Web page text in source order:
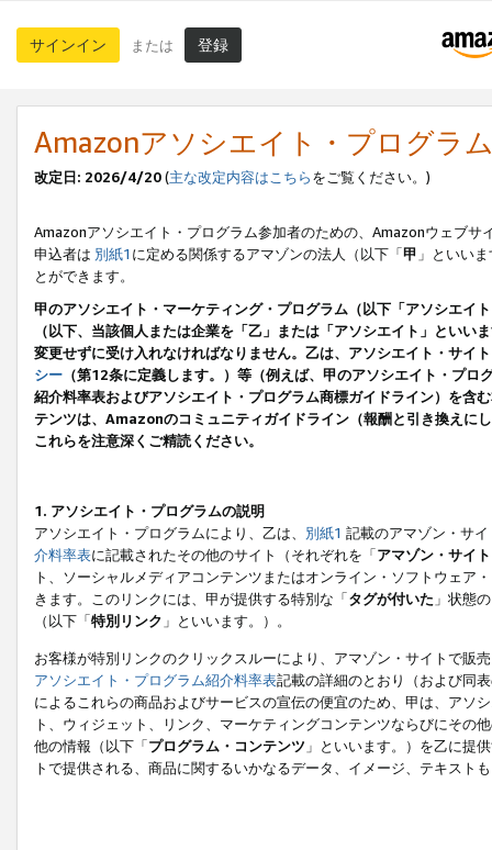
サインイン または 登録
Amazonアソシエイト・プログラ
改定日: 2026/4/20(主な改定内容はこちらをご覧ください。)
Amazonアソシエイト・プログラム参加者のための、Amazonウェブサ
申込者は 別紙1 に定める関係するアマゾンの法人（以下「甲 」といい
とができます。
甲のアソシエイト・マーケティング・プログラム（以下「アソシエイ
（以下、当該個人または企業を「乙」または「アソシエイト」とい
変更せずに受け入れなければなりません。乙は、アソシエイト・サイ
シー （第12条に定義します。）等（例えば、甲のアソシエイト・プ
紹介料率表およびアソシエイト・プログラム商標ガイドライン）を
テンツは、Amazonのコミュニティガイドライン（報酬と引き換えに
これらを注意深くご精読ください。
1. アソシエイト・プログラムの説明
アソシエイト・プログラムにより、乙は、 別紙1 記載のアマゾン・サ
介料率表に記載されたその他のサイト（それぞれを「アマゾン・サイト
ト、ソーシャルメディアコンテンツまたはオンライン・ソフトウェア
きます。このリンクには、甲が提供する特別な「タグが付いた 」状態
（以下「特別リンク 」といいます。）。
お客様が特別リンクのクリックスルーにより、アマゾン・サイトで販
アソシエイト・プログラム紹介料率表記載の詳細のとおり（および同
によるこれらの商品およびサービスの宣伝の便宜のため、甲は、アソ
ト、ウィジェット、リンク、マーケティングコンテンツならびにその
他の情報（以下「プログラム・コンテンツ 」といいます。）を乙に提
トで提供される、商品に関するいかなるデータ、イメージ、テキス